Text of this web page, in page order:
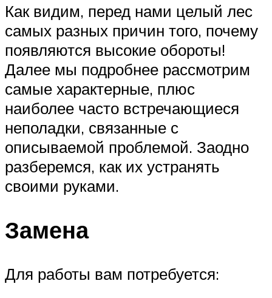
Как видим, перед нами целый лес
самых разных причин того, почему
появляются высокие обороты!
Далее мы подробнее рассмотрим
самые характерные, плюс
наиболее часто встречающиеся
неполадки, связанные с
описываемой проблемой. Заодно
разберемся, как их устранять
своими руками.
Замена
Для работы вам потребуется: